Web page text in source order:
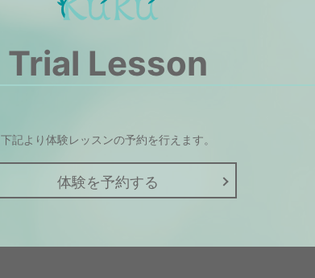
Trial Lesson
下記より体験レッスンの予約を行えます。
体験を予約する